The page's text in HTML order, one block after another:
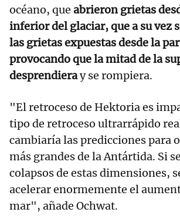
océano, que abrieron grietas
inferior del glaciar, que a su vez
las grietas expuestas desde la
provocando que la mitad de la
desprendieray se rompiera.
"El retroceso de Hektoria es
tipo de retroceso ultrarrápido
cambiaría las predicciones para
más grandes de la Antártida. Si
colapsos de estas dimensiones,
acelerar enormemente el
mar", añade Ochwat.